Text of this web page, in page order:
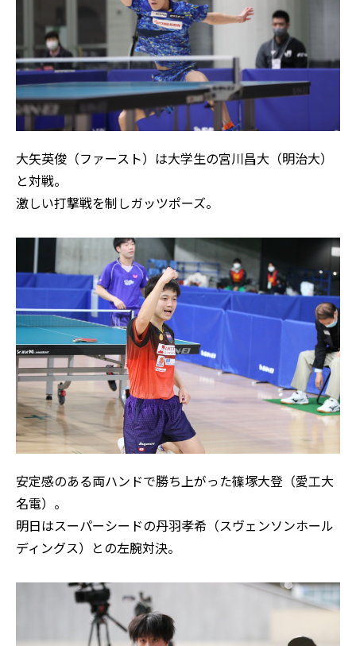
大矢英俊（ファースト）は大学生の宮川昌大（明治大）
と対戦。
激しい打撃戦を制しガッツポーズ。
安定感のある両ハンドで勝ち上がった篠塚大登（愛工大
名電）。
明日はスーパーシードの丹羽孝希（スヴェンソンホール
ディングス）との左腕対決。